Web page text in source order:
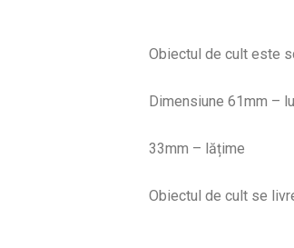
Obiectul de cult este
Dimensiune 61mm –
33mm – lățime
Obiectul de cult se